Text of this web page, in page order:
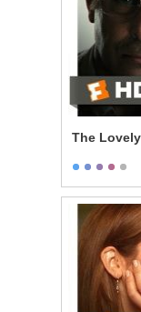
The